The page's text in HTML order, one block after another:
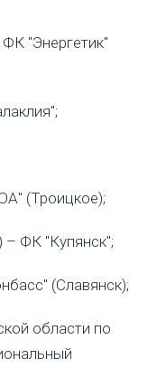
"Энергетик"
(Троицкое);
– ФК "Купянск";
(Славянск);
области по